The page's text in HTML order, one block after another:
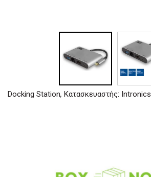
Docking Station, Κατασκευαστής: Intronics